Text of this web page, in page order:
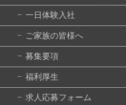
一日体験入社
ご家族の皆様へ
募集要項
福利厚生
求人応募フォーム